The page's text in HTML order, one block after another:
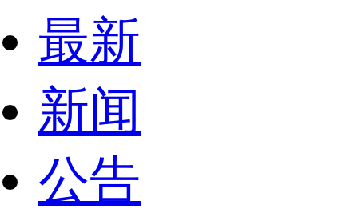
最新
新闻
公告